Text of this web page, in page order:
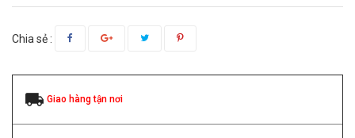
Chia sẻ :
Giao hàng tận nơi